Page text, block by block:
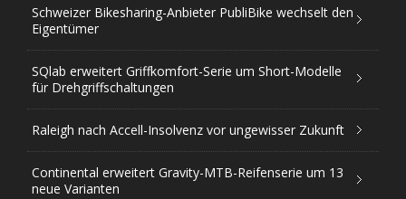
Schweizer Bikesharing-Anbieter PubliBike wechselt den
Eigentümer
SQlab erweitert Griffkomfort-Serie um Short-Modelle
für Drehgriffschaltungen
Raleigh nach Accell-Insolvenz vor ungewisser Zukunft
Continental erweitert Gravity-MTB-Reifenserie um 13
neue Varianten